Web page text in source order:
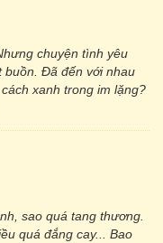
chuyện tình yêu
buồn. Đã đến với nhau
xanh trong im lặng?
sao quá tang thương.
quá đắng cay... Bao